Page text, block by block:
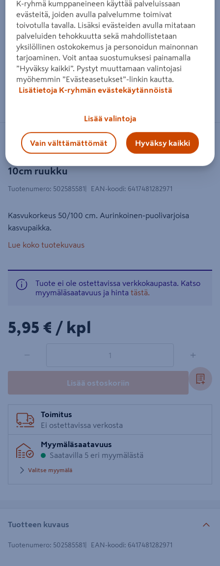
Zoomaa kuvaa sormilla kosketusnäytöllä
10cm ruukku
NO BRAND
Tuotenumero: 502585581 EAN-koodi: 6417481282971
Kasvukorkeus 50/100 cm. Aurinkoinen-puolivarjoisa
kasvupaikka.
Lue koko tuotekuvaus
Tuote ei ole ostettavissa verkkokaupasta. Katso
myymäläsaatavuus ja hinta tästä.
5,95€/kpl
5,95 € / kpl
− +
Lisää ostoskoriin
Toimitus
Ei ostettavissa verkosta
Myymäläsaatavuus
Saatavilla 5 eri myymälästä
Valitse myymälä
Tuotteen kuvaus
Tuotenumero: 502585581 EAN-koodi: 6417481282971
K-ryhmä kumppaneineen käyttää palveluissaan
evästeitä, joiden avulla palvelumme toimivat
toivotulla tavalla. Lisäksi evästeiden avulla mitataan
palveluiden tehokkuutta sekä mahdollistetaan
yksilöllinen ostokokemus ja personoidun mainonnan
tarjoaminen. Voit antaa suostumuksesi painamalla
”Hyväksy kaikki”. Pystyt muuttamaan valintojasi
myöhemmin ”Evästeasetukset”-linkin kautta.
Lisätietoja K-ryhmän evästekäytännöistä
Lisää valintoja
Vain välttämättömät Hyväksy kaikki